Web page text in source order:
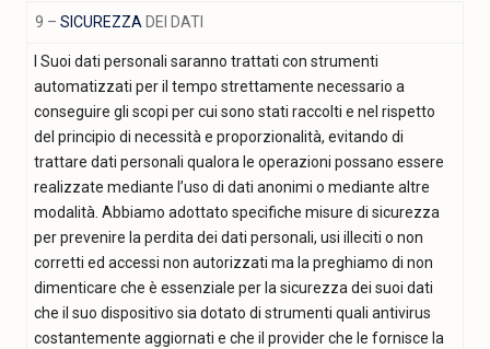
9 – SICUREZZA DEI DATI
I Suoi dati personali saranno trattati con strumenti
automatizzati per il tempo strettamente necessario a
conseguire gli scopi per cui sono stati raccolti e nel rispetto
del principio di necessità e proporzionalità, evitando di
trattare dati personali qualora le operazioni possano essere
realizzate mediante l’uso di dati anonimi o mediante altre
modalità. Abbiamo adottato specifiche misure di sicurezza
per prevenire la perdita dei dati personali, usi illeciti o non
corretti ed accessi non autorizzati ma la preghiamo di non
dimenticare che è essenziale per la sicurezza dei suoi dati
che il suo dispositivo sia dotato di strumenti quali antivirus
costantemente aggiornati e che il provider che le fornisce la